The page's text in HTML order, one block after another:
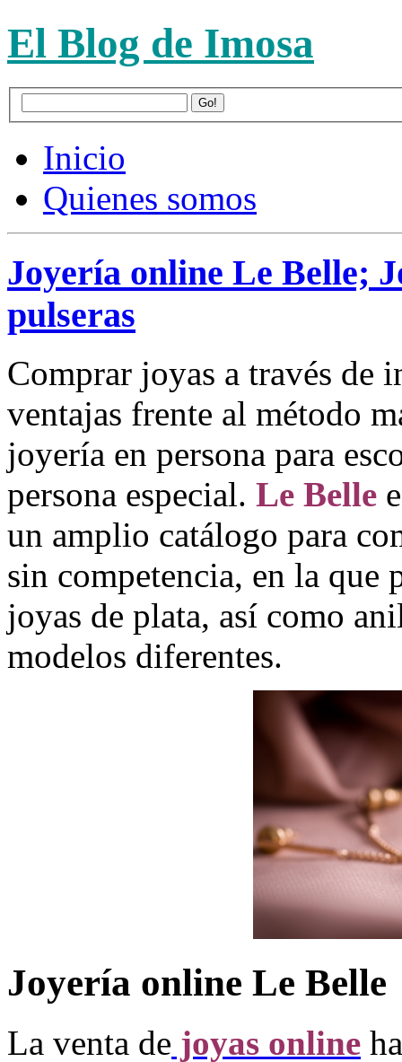
El Blog de Imosa
Inicio
Quienes somos
Joyería online Le Belle;
pulseras
Comprar joyas a través de
ventajas frente al método
joyería en persona para
persona especial. Le Belle
un amplio catálogo para
sin competencia, en la que
joyas de plata, así como
modelos diferentes.
Joyería online Le Belle
La venta de joyas online